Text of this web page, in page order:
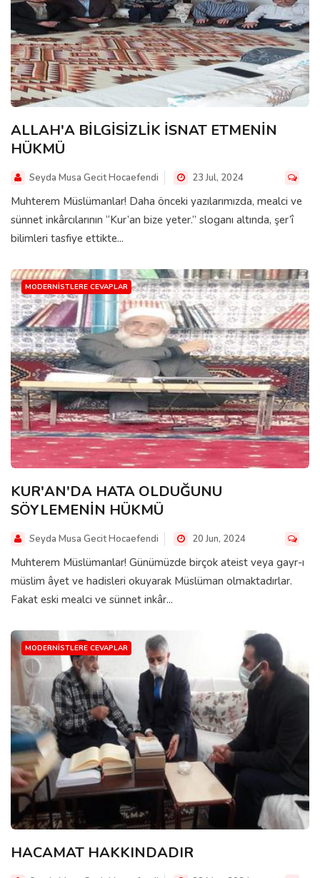
ALLAH'A BİLGİSİZLİK İSNAT ETMENİN
HÜKMÜ
Seyda Musa Gecit Hocaefendi 23 Jul, 2024
Muhterem Müslümanlar! Daha önceki yazılarımızda, mealci ve
sünnet inkârcılarının “Kur’an bize yeter.” sloganı altında, şer’î
bilimleri tasfiye ettikte...
MODERNISTLERE CEVAPLAR
KUR'AN'DA HATA OLDUĞUNU
SÖYLEMENİN HÜKMÜ
Seyda Musa Gecit Hocaefendi 20 Jun, 2024
Muhterem Müslümanlar! Günümüzde birçok ateist veya gayr-ı
müslim âyet ve hadisleri okuyarak Müslüman olmaktadırlar.
Fakat eski mealci ve sünnet inkâr...
MODERNISTLERE CEVAPLAR
HACAMAT HAKKINDADIR